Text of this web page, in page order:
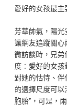
愛好的女孩最
芳華帥氣，陽
讓網友追蹤關
微訪談時，兄
度：愛好的女孩
對她的怙恃、
的選擇尺度可
胞胎”，可是，